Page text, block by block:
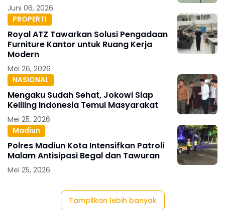
Juni 06, 2026
PROPERTI
Royal ATZ Tawarkan Solusi Pengadaan
Furniture Kantor untuk Ruang Kerja
Modern
Mei 26, 2026
NASIONAL
Mengaku Sudah Sehat, Jokowi Siap
Keliling Indonesia Temui Masyarakat
Mei 25, 2026
Madiun
Polres Madiun Kota Intensifkan Patroli
Malam Antisipasi Begal dan Tawuran
Mei 25, 2026
Tampilkan lebih banyak